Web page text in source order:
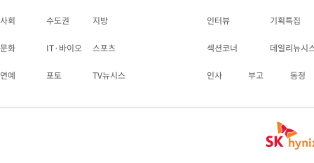
사회 수도권 지방
문화 IT·바이오 스포츠
연예 포토 TV뉴시스
인터뷰 기획특집
섹션코너 데일리뉴시
인사 부고 동정